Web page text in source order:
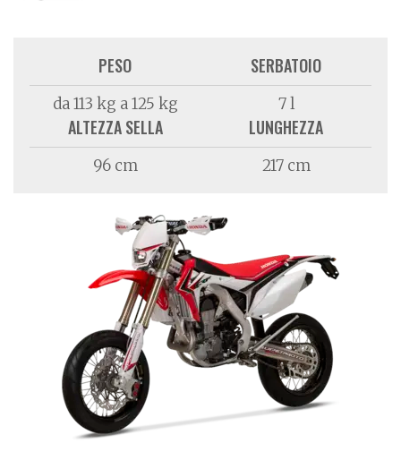
PESO
da 113 kg a 125 kg
SERBATOIO
7 l
ALTEZZA SELLA
96 cm
LUNGHEZZA
217 cm